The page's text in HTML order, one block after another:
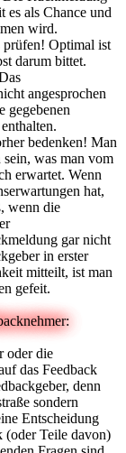
es als Chance und
wird.
prüfen! Optimal ist
darum bittet.
angesprochen
gegebenen
bedenken! Man
was man vom
erwartet. Wenn
hat,
wenn die
gar nicht
in erster
mitteilt, ist man
gefeit.
oder die
das Feedback
denn
sondern
Entscheidung
(oder Teile davon)